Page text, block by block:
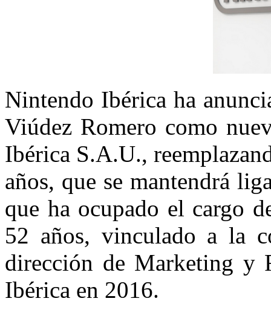
Nintendo Ibérica ha
Viúdez Romero como
Ibérica S.A.U.,
años, que se mantendrá
que ha ocupado el cargo
52 años, vinculado a la
dirección de Marketing y
Ibérica en 2016.